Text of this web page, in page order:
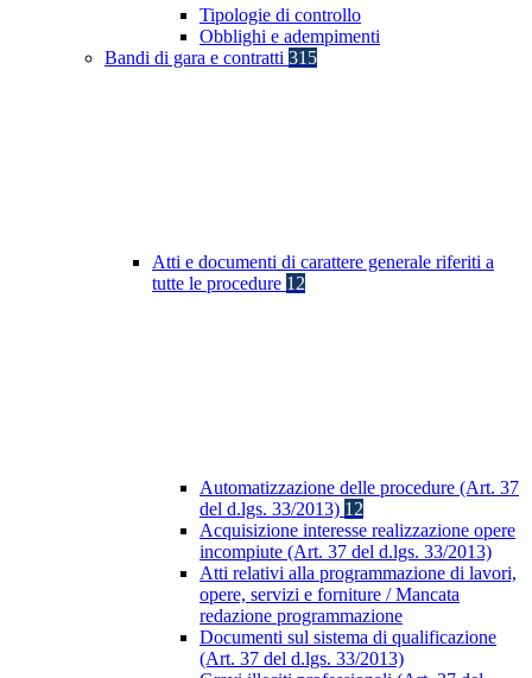
Tipologie di controllo
Obblighi e adempimenti
Bandi di gara e contratti 315
Atti e documenti di carattere generale riferiti a
tutte le procedure 12
Automatizzazione delle procedure (Art. 37
del d.lgs. 33/2013) 12
Acquisizione interesse realizzazione opere
incompiute (Art. 37 del d.lgs. 33/2013)
Atti relativi alla programmazione di lavori,
opere, servizi e forniture / Mancata
redazione programmazione
Documenti sul sistema di qualificazione
(Art. 37 del d.lgs. 33/2013)